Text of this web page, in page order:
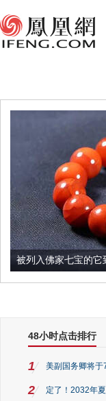
被列入佛家七宝的它
48小时点击排行
1 美副国务卿将
2 定了！2032年